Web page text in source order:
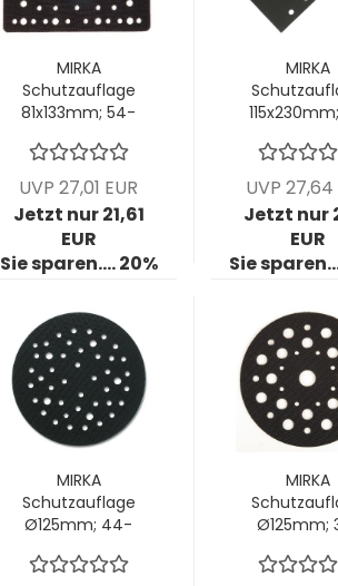
MIRKA
Schutzauflage
81x133mm; 54-
Stck/Pck
UVP 27,01 EUR
Jetzt nur 21,61
EUR
Sie sparen.... 20%
MIRKA
Stck/
UVP 27,64
Jetzt nur
EUR
Sie
MIRKA
Schutzauflage
Ø125mm; 44-
Stck/Pck
MIRKA
Ø125mm;
Stck/